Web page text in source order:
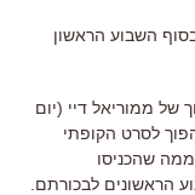
השבוע הראשון
של ממוריאל דיי (יום
לסרט הקופתי
שהכניסו
2" בסופי השבוע הראשונים לבכורתם.